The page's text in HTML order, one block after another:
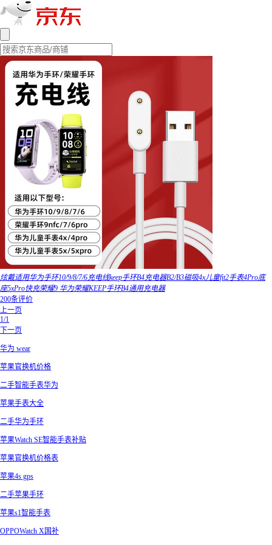
炫戴适用华为手环10/9/8/7/6充电线keep手环B4充电器B2/B3磁吸4x儿童fit2手表4Pro底
座5xPro快充荣耀9 华为荣耀KEEP手环B4通用充电器
200条评价
上一页
1/1
下一页
华为 wear
苹果官换机价格
二手智能手表华为
苹果手表大全
二手华为手环
苹果Watch SE智能手表补贴
苹果官换机价格表
苹果4s gps
二手苹果手环
苹果s1智能手表
OPPOWatch X国补